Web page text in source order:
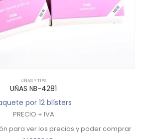
UÑAS Y TIPS
UÑAS NB-4281
por 12 blísters
PRECIO + IVA
ver los precios y poder comprar